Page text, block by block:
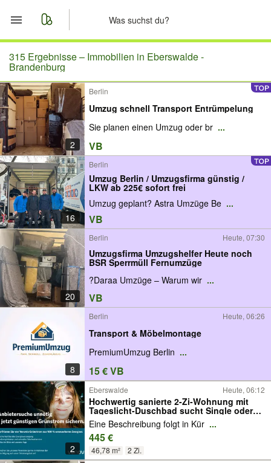
Start
Merkliste
Nachrichten
Anzeige aufgeben
315 Ergebnisse – Immobilien in Eberswalde -
Brandenburg
2
Berlin
Umzug schnell Transport Entrümpelung
Sie planen einen Umzug oder br ...
VB
16
Berlin
Umzug Berlin / Umzugsfirma günstig /
LKW ab 225€ sofort frei
Umzug geplant? Astra Umzüge Be ...
VB
20
Berlin Heute, 07:30
Umzugsfirma Umzugshelfer Heute noch
BSR Sperrmüll Fernumzüge
?Daraa Umzüge – Warum wir ...
VB
8
Berlin Heute, 06:26
Transport & Möbelmontage
PremiumUmzug Berlin ...
15 € VB
2
Eberswalde Heute, 06:12
Hochwertig sanierte 2-Zi-Wohnung mit
Tageslicht-Duschbad sucht Single oder
Paar
Eine Beschreibung folgt in Kür ...
445 €
46,78 m² 2 Zi.